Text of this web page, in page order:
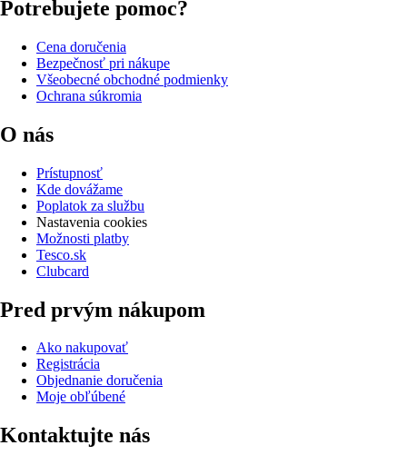
Potrebujete pomoc?
Cena doručenia
Bezpečnosť pri nákupe
Všeobecné obchodné podmienky
Ochrana súkromia
O nás
Prístupnosť
Kde dovážame
Poplatok za službu
Nastavenia cookies
Možnosti platby
Tesco.sk
Clubcard
Pred prvým nákupom
Ako nakupovať
Registrácia
Objednanie doručenia
Moje obľúbené
Kontaktujte nás